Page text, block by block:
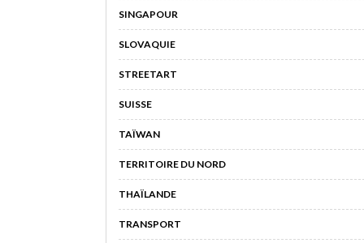
SINGAPOUR
SLOVAQUIE
STREETART
SUISSE
TAÏWAN
TERRITOIRE DU NORD
THAÏLANDE
TRANSPORT